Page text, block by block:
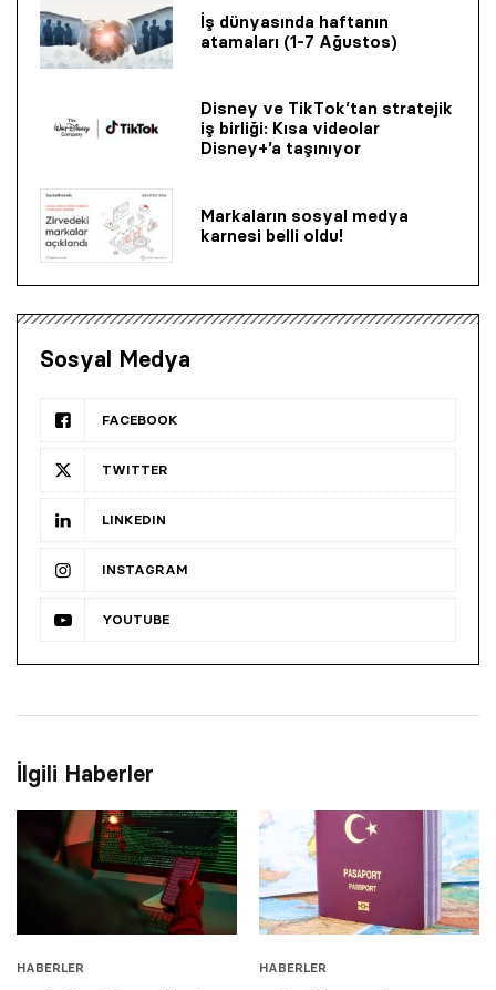
İş dünyasında haftanın
atamaları (1-7 Ağustos)
Disney ve TikTok’tan stratejik
iş birliği: Kısa videolar
Disney+’a taşınıyor
Markaların sosyal medya
karnesi belli oldu!
Sosyal Medya
FACEBOOK
TWITTER
LINKEDIN
INSTAGRAM
YOUTUBE
İlgili Haberler
HABERLER HABERLER